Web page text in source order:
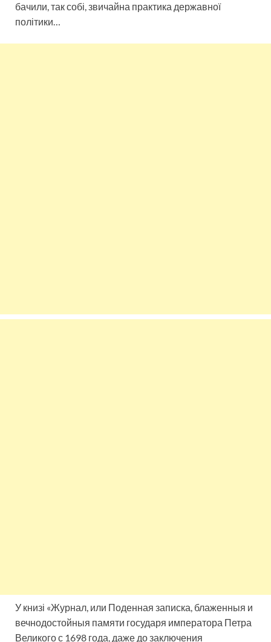
бачили, так собі, звичайна практика державної
політики…
У книзі «Журнал, или Поденная записка, блаженныя и
вечнодостойныя памяти государя императора Петра
Великого с 1698 года, даже до заключения